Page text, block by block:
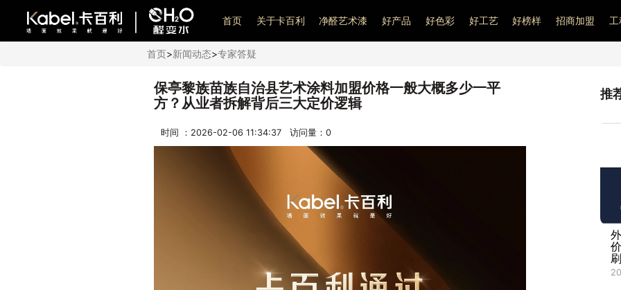
艺术漆加盟
首页 关于卡百利 净醛艺术漆 好产品 好色彩 好工艺 好榜样 招商加盟
首页>新闻动态>专家答疑
保亭黎族苗族自治县艺术涂料加盟价格一般大概多少一平
方？从业者拆解背后三大定价逻辑
时间 ：2026-02-06 11:34:37 访问量： 0
推